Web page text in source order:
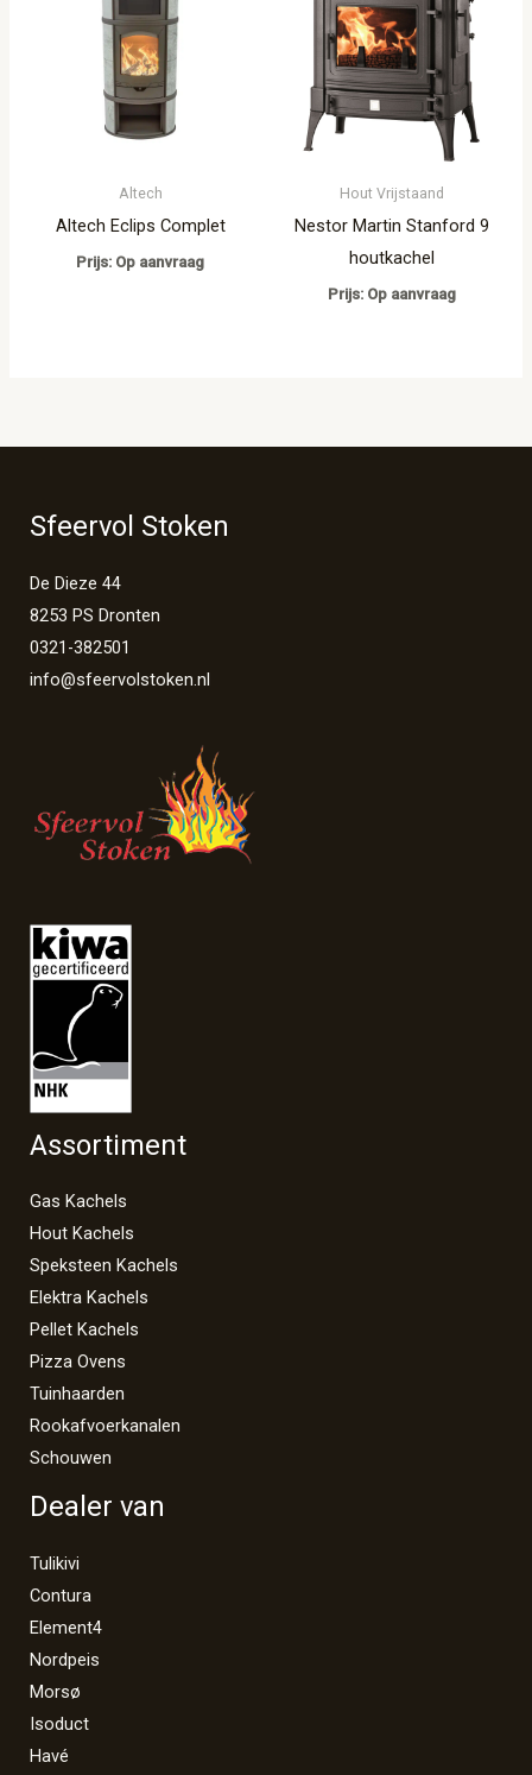
Altech
Altech Eclips Complet
Prijs: Op aanvraag
Hout Vrijstaand
Nestor Martin Stanford 9
houtkachel
Prijs: Op aanvraag
Sfeervol Stoken
De Dieze 44
8253 PS Dronten
0321-382501
info@sfeervolstoken.nl
Assortiment
Gas Kachels
Hout Kachels
Speksteen Kachels
Elektra Kachels
Pellet Kachels
Pizza Ovens
Tuinhaarden
Rookafvoerkanalen
Schouwen
Dealer van
Tulikivi
Contura
Element4
Nordpeis
Morsø
Isoduct
Havé